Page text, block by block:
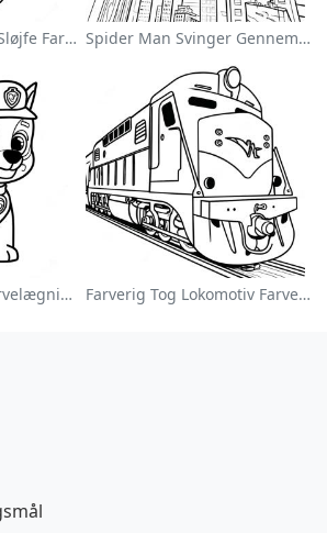
Sød Hello Kitty Med Sløjfe Farvelægningsside Spider Man Svinger Gennem Byen Farvelægningsside
Chase Paw Patrol Farvelægningsside Farverig Tog Lokomotiv Farvelægningsside